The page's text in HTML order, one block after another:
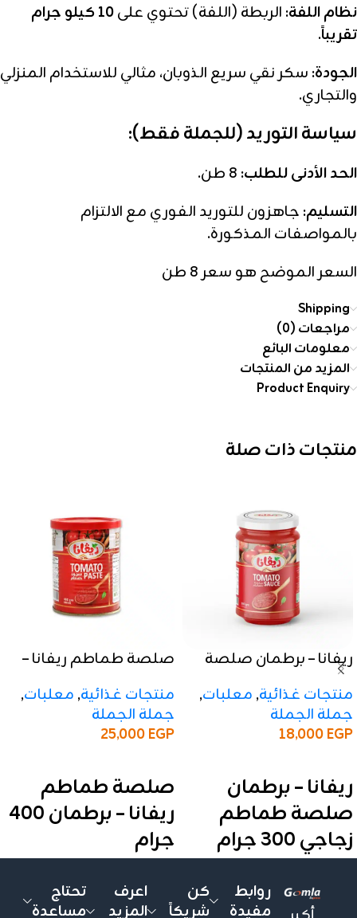
نظام اللفة: الربطة (اللفة) تحتوي على
10 كيلو جرام
تقريباً.
الجودة: سكر نقي سريع الذوبان، مثالي للاستخدام المنزلي
والتجاري.
سياسة التوريد (للجملة فقط):
الحد الأدنى للطلب:
التسليم: جاهزون للتوريد الفوري مع الالتزام
بالمواصفات المذكورة.
السعر الموضح هو سعر 8 طن
Shipping
مراجعات (0)
معلومات البائع
المزيد من المنتجات
Product Enquiry
منتجات ذات صلة
ريفانا – برطمان صلصة
طماطم زجاجي 300 جرام
منتجات غذائية, معلبات,
جملة الجملة
18,000EGP
ريفانا – برطمان
صلصة طماطم
زجاجي 300 جرام
الوزن الصافي:
التركيز:20% – 22%
صلصة طماطم ريفانا –
منتجات غذائية, معلبات,
جملة الجملة
25,000EGP
صلصة طماطم
ريفانا – برطمان 400
جرام
الوزن:
روابط
مفيدة
كن
شريكاً
اعرف
المزيد
تحتاج
مساعدة